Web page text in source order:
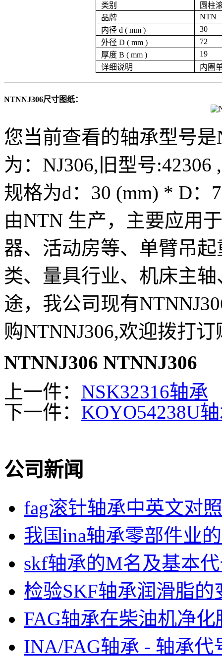
类别
圆柱
品牌
NTN
内径 d ( mm )
30
外径 D ( mm )
72
厚度 B ( mm )
19
详细说明
内圈
NTNNJ306尺寸图纸：
您当前查看的轴承型号
为：NJ306,旧型号
规格为d：30 (mm) * D：
由NTN 生产，主要应用
器、活动房等、单臂吊
类、量具行业、机床主
途，我公司现有
购NTNNJ306,欢迎拨打
NTNNJ306 NTNNJ306
上一件： NSK32316轴承
下一件： KOYO54238U
公司新闻
fag滚针轴承中英文对照
我国ina轴承零部件业
skf轴承的M名及基本
检验SKF轴承润滑脂的
FAG轴承在柴油机净
INA/FAG轴承 - 轴承代